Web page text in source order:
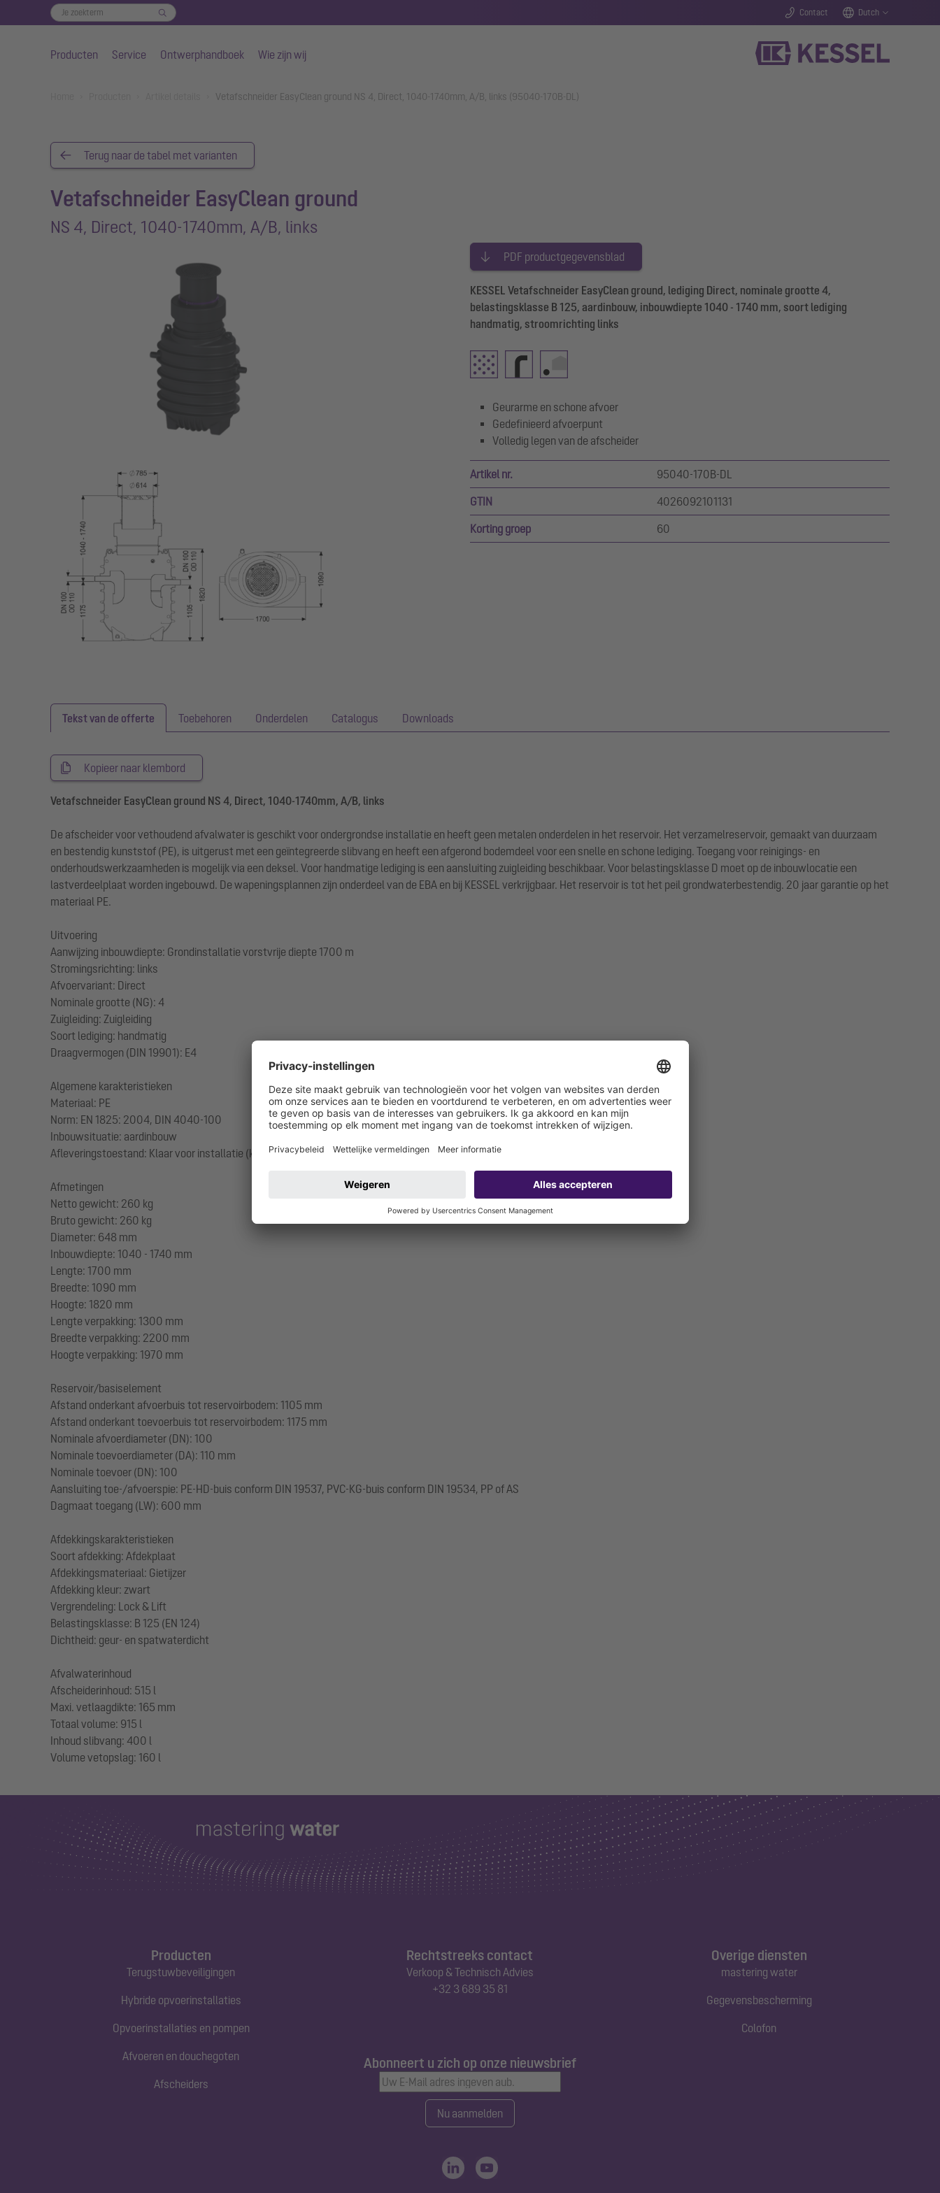
Contact Dutch
Producten Service Ontwerphandboek Wie zijn wij
Vetafschneider EasyClean ground NS 4, Direct, 1040-1740mm, A/B, links (95040-170B-DL)
Terug naar de tabel met varianten
Vetafschneider EasyClean ground
NS 4, Direct, 1040-1740mm, A/B, links
PDF productgegevensblad
KESSEL Vetafschneider EasyClean ground, lediging Direct, nominale grootte 4,
belastingsklasse B 125, aardinbouw, inbouwdiepte 1040 - 1740 mm, soort lediging
handmatig, stroomrichting links
Geurarme en schone afvoer
Gedefinieerd afvoerpunt
Volledig legen van de afscheider
Artikel nr. 95040-170B-DL
GTIN 4026092101131
Korting groep 60
Tekst van de offerte Toebehoren Onderdelen Catalogus Downloads
Kopieer naar klembord
Vetafschneider EasyClean ground NS 4, Direct, 1040-1740mm, A/B, links
De afscheider voor vethoudend afvalwater is geschikt voor ondergrondse installatie en heeft geen metalen onderdelen in het reservoir. Het verzamelreservoir, gemaakt van duurzaam
en bestendig kunststof (PE), is uitgerust met een geïntegreerde slibvang en heeft een afgerond bodemdeel voor een snelle en schone lediging. Toegang voor reinigings- en
onderhoudswerkzaamheden is mogelijk via een deksel. Voor handmatige lediging is een aansluiting zuigleiding beschikbaar. Voor belastingsklasse D moet op de inbouwlocatie een
lastverdeelplaat worden ingebouwd. De wapeningsplannen zijn onderdeel van de EBA en bij KESSEL verkrijgbaar. Het reservoir is tot het peil grondwaterbestendig. 20 jaar garantie op het
materiaal PE.
Uitvoering
Aanwijzing inbouwdiepte: Grondinstallatie vorstvrije diepte 1700 m
Stromingsrichting: links
Afvoervariant: Direct
Nominale grootte (NG): 4
Zuigleiding: Zuigleiding
Soort lediging: handmatig
Draagvermogen (DIN 19901): E4
Algemene karakteristieken
Materiaal: PE
Norm: EN 1825: 2004, DIN 4040-100
Inbouwsituatie: aardinbouw
Afleveringstoestand: Klaar voor installatie (koppelstukken bouwzijdig aan te sluiten)
Afmetingen
Netto gewicht: 260 kg
Bruto gewicht: 260 kg
Diameter: 648 mm
Inbouwdiepte: 1040 - 1740 mm
Lengte: 1700 mm
Breedte: 1090 mm
Hoogte: 1820 mm
Lengte verpakking: 1300 mm
Breedte verpakking: 2200 mm
Hoogte verpakking: 1970 mm
Reservoir/basiselement
Afstand onderkant afvoerbuis tot reservoirbodem: 1105 mm
Afstand onderkant toevoerbuis tot reservoirbodem: 1175 mm
Nominale afvoerdiameter (DN): 100
Nominale toevoerdiameter (DA): 110 mm
Nominale toevoer (DN): 100
Aansluiting toe-/afvoerspie: PE-HD-buis conform DIN 19537, PVC-KG-buis conform DIN 19534, PP of AS
Dagmaat toegang (LW): 600 mm
Afdekkingskarakteristieken
Soort afdekking: Afdekplaat
Afdekkingsmateriaal: Gietijzer
Afdekking kleur: zwart
Vergrendeling: Lock & Lift
Belastingsklasse: B 125 (EN 124)
Dichtheid: geur- en spatwaterdicht
Afvalwaterinhoud
Afscheiderinhoud: 515 l
Maxi. vetlaagdikte: 165 mm
Totaal volume: 915 l
Inhoud slibvang: 400 l
Producten
Terugstuwbeveiligingen
Hybride opvoerinstallaties
Opvoerinstallaties en pompen
Afvoeren en douchegoten
Afscheiders
Rechtstreeks contact
Verkoop & Technisch Advies
+32 3 689 35 81
Abonneert u zich op onze nieuwsbrief
Nu aanmelden
Overige diensten
mastering water
Gegevensbescherming
Colofon